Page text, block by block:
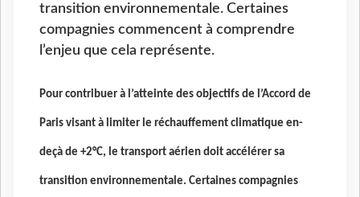
transition environnementale. Certaines
compagnies commencent à comprendre
l’enjeu que cela représente.
Pour contribuer à l’atteinte des objectifs de l’Accord de
Paris visant à limiter le réchauffement climatique en-
deçà de +2°C, le transport aérien doit accélérer sa
transition environnementale. Certaines compagnies